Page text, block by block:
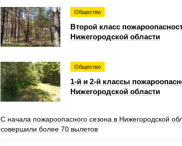
Общество
Второй класс
Нижегородской области
Общество
1-й и 2-й классы
Нижегородской области
С начала пожароопасного сезона в Нижегородской
совершили более 70 вылетов